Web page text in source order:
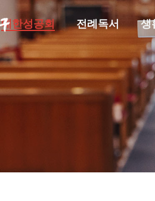
대한성공회 전례독서 생